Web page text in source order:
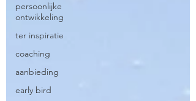
persoonlijke
ontwikkeling
ter inspiratie
coaching
aanbieding
early bird